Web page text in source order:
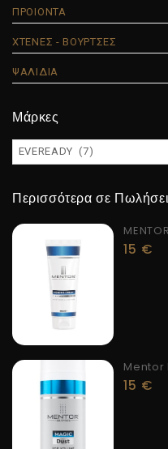
ΠΡΟΙΟΝΤΑ
ΧΤΕΝΕΣ - ΒΟΥΡΤΣΕΣ
ΨΑΛΙΔΙΑ
Μάρκες
Περισσότερα σε
15 €
Mentor
15 €